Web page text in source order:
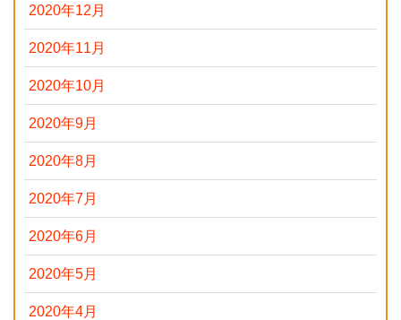
2020年12月
2020年11月
2020年10月
2020年9月
2020年8月
2020年7月
2020年6月
2020年5月
2020年4月